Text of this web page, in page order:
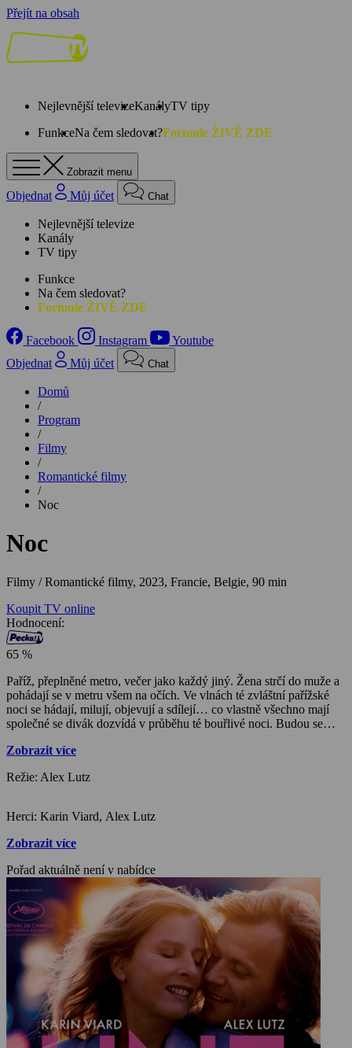
Přejít na obsah
Nejlevnější televizeKanályTV tipy
FunkceNa čem sledovat?Formule ŽIVĚ ZDE
Zobrazit menu
Objednat Můj účet Chat
Nejlevnější televize
Kanály
TV tipy
Funkce
Na čem sledovat?
Formule ŽIVĚ ZDE
Facebook Instagram
Youtube
Objednat
Můj účet Chat
Domů
/
Program
/
Filmy
/
Romantické filmy
/
Noc
Noc
Filmy / Romantické filmy, 2023, Francie, Belgie, 90 min
Koupit TV online
Hodnocení:
65 %
Paříž, přeplněné metro, večer jako každý jiný. Žena strčí do muže a
pohádají se v metru všem na očích. Ve vlnách té zvláštní pařížské
noci se hádají, milují, objevují a sdílejí… co vlastně všechno mají
společné se divák dozvídá v průběhu té bouřlivé noci. Budou se
hlavních protagonistů se pro svůj film inspiroval scénou v metru,
chemie…
Zobrazit více
Režie: Alex Lutz
Herci: Karin Viard, Alex Lutz
Zobrazit více
Pořad aktuálně není v nabídce